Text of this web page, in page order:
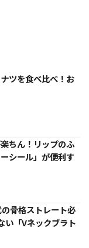
ツを食べ比べ！お
ちん！リップのふ
シール」が便利す
の骨格ストレート必
い「Vネックブラト